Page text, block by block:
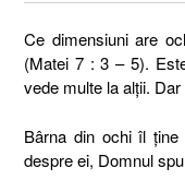
Ce dimensiuni are
(Matei 7 : 3 – 5).
vede multe la alţii.
Bârna din ochi îl ţine
despre ei, Domnul